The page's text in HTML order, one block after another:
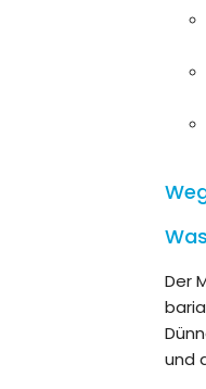
Der
und